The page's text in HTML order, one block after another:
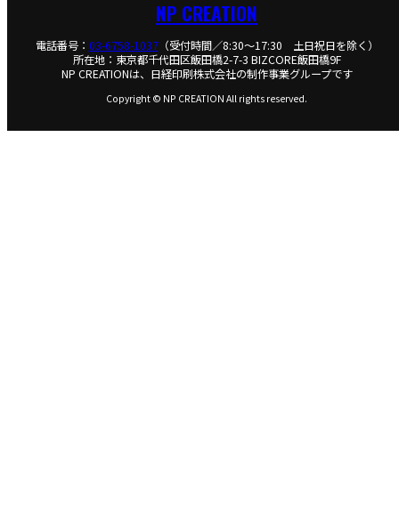
NP CREATION
電話番号： 03-6758-1037（受付時間／8:30～17:30 土日祝日を除く）
所在地：東京都千代田区飯田橋2-7-3 BIZCORE飯田橋9F
NP CREATIONは、日経印刷株式会社の制作事業グループです
Copyright © NP CREATION All rights reserved.